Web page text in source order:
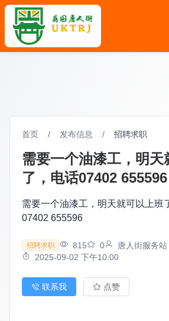
首页 / 发布信息 / 招聘求职
需要一个油漆工，明天
了，电话07402 655596
需要一个油漆工，明天就可以上班
07402 655596
招聘求职 815 0
唐人街服务站
2025-09-02 下午10:00
联系我 点赞